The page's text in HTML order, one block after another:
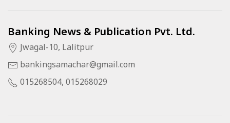
Banking News & Publication Pvt. Ltd.
Jwagal-10, Lalitpur
bankingsamachar@gmail.com
015268504, 015268029